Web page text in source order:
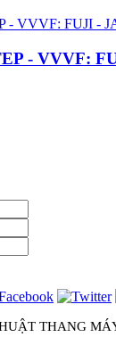
- VVVF:
THANG